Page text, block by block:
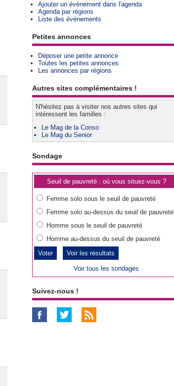
Ajouter un événement dans l'agenda
Agenda par régions
Liste des événements
Petites annonces
Déposer une petite annonce
Toutes les petites annonces
Les annonces par régions
Autres sites complémentaires !
N'hésitez pas à visiter nos autres sites qui
intéressent les familles :
Le Mag de la Conso
Le Mag du Senior
Sondage
Seuil de pauvreté : où vous situez-vous ?
Femme solo sous le seuil de pauvreté
Femme solo au-dessus du seuil de pauvreté
Homme sous le seuil de pauvreté
Homme au-dessus du seuil de pauvreté
Voir les résultats
Voir tous les sondages
Suivez-nous !